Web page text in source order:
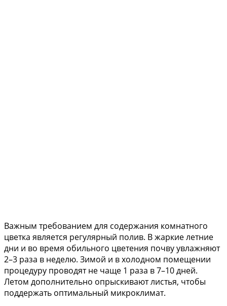
Важным требованием для содержания комнатного
цветка является регулярный полив. В жаркие летние
дни и во время обильного цветения почву увлажняют
2–3 раза в неделю. Зимой и в холодном помещении
процедуру проводят не чаще 1 раза в 7–10 дней.
Летом дополнительно опрыскивают листья, чтобы
поддержать оптимальный микроклимат.